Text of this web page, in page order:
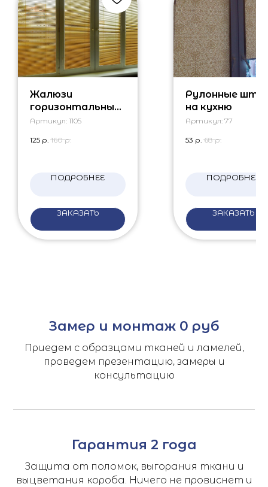
Жалюзи
горизонтальные
на балкон
Артикул: 1105
125 р. 160 р.
ПОДРОБНЕЕ
ЗАКАЗАТЬ
Рулонные
на кухню
Артикул: 77
53 р. 68 р.
ПОДРОБНЕЕ
ЗАКАЗАТЬ
Замер и монтаж 0 руб
Приедем с образцами тканей и ламелей,
проведем презентацию, замеры и
консультацию
Гарантия 2 года
Защита от поломок, выгорания ткани и
выцветания короба. Ничего не провиснет и